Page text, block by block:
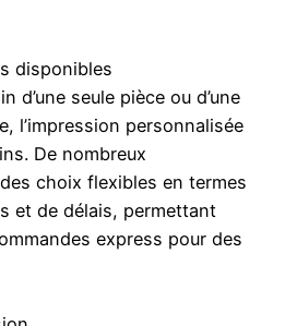
disponibles
d’une seule pièce ou d’une
l’impression personnalisée
De nombreux
choix flexibles en termes
et de délais, permettant
express pour des